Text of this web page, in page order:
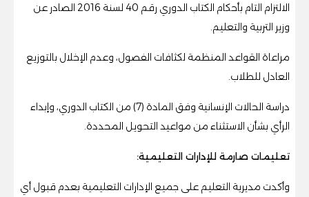
الالتزام التام بأحكام الكتاب الدوري رقم 40 لسنة 2016 الصادر عن
وزير التربية والتعليم.
مراعاة القواعد المنظمة لكثافات الفصول، وعدم الإخلال بالتوزيع
العادل للطلاب.
دراسة الحالات الإنسانية وفق المادة (7) من الكتاب الدوري، وإبداء
الرأي بشأن الاستثناء من مواعيد التحويل المحددة.
تعليمات صارمة للإدارات التعليمية:
وأكدت مديرية التعليم على جميع الإدارات التعليمية بعدم قبول أي